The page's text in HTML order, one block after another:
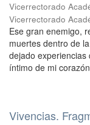
Vicerrectorado
Vicerrectorado
Ese gran enemigo,
muertes dentro de
dejado
íntimo de mi
Vivencias.